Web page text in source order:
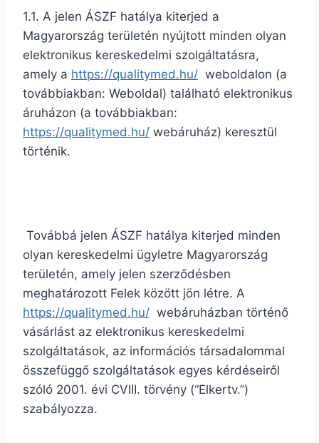
1.1. A jelen ÁSZF hatálya kiterjed a
Magyarország területén nyújtott minden olyan
elektronikus kereskedelmi szolgáltatásra,
amely a https://qualitymed.hu/ weboldalon (a
továbbiakban: Weboldal) található elektronikus
áruházon (a továbbiakban:
https://qualitymed.hu/ webáruház) keresztül
történik.
Továbbá jelen ÁSZF hatálya kiterjed minden
olyan kereskedelmi ügyletre Magyarország
területén, amely jelen szerződésben
meghatározott Felek között jön létre. A
https://qualitymed.hu/ webáruházban történő
vásárlást az elektronikus kereskedelmi
szolgáltatások, az információs társadalommal
összefüggő szolgáltatások egyes kérdéseiről
szóló 2001. évi CVIII. törvény (“Elkertv.”)
szabályozza.